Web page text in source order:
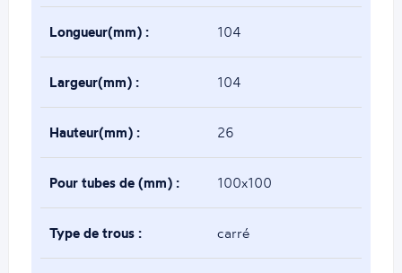
de(mm) :
Longueur(mm) : 104
Largeur(mm) : 104
Hauteur(mm) : 26
Pour tubes de (mm) : 100x100
Type de trous : carré